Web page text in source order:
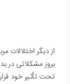
از دیگر اختلالات
بروز مشکلاتی در
تحت تأثیر خود